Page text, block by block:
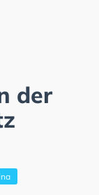
der